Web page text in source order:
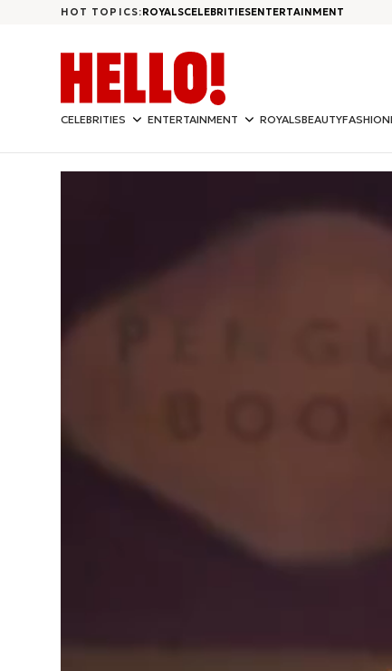
HOT TOPICS:ROYALSCELEBRITIESENTERTAINMENT
CELEBRITIES ENTERTAINMENT ROYALSBEAUTYFASHION